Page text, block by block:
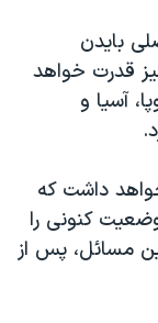
بایدن
قدرت خواهد
آسیا و
داشت که
کنونی را
مسائل، پس از